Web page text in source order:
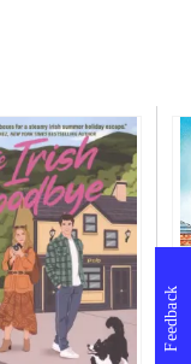
Feedback